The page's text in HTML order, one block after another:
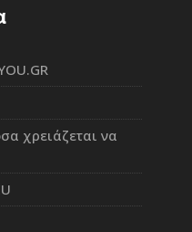
χρειάζεται να